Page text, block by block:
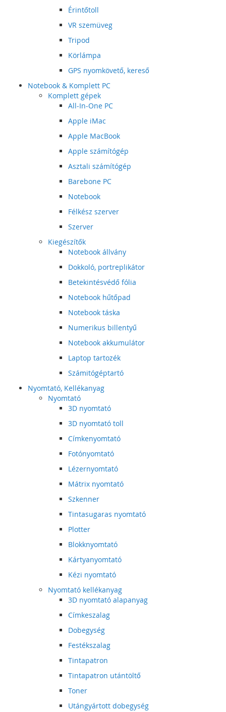
Érintőtoll
VR szemüveg
Tripod
Körlámpa
GPS nyomkövető, kereső
Notebook & Komplett PC
Komplett gépek
All-In-One PC
Apple iMac
Apple MacBook
Apple számítógép
Asztali számítógép
Barebone PC
Notebook
Félkész szerver
Szerver
Kiegészítők
Notebook állvány
Dokkoló, portreplikátor
Betekintésvédő fólia
Notebook hűtőpad
Notebook táska
Numerikus billentyű
Notebook akkumulátor
Laptop tartozék
Számitógéptartó
Nyomtató, Kellékanyag
Nyomtató
3D nyomtató
3D nyomtató toll
Címkenyomtató
Fotónyomtató
Lézernyomtató
Mátrix nyomtató
Szkenner
Tintasugaras nyomtató
Plotter
Blokknyomtató
Kártyanyomtató
Kézi nyomtató
Nyomtató kellékanyag
3D nyomtató alapanyag
Címkeszalag
Dobegység
Festékszalag
Tintapatron
Tintapatron utántöltő
Toner
Utángyártott dobegység